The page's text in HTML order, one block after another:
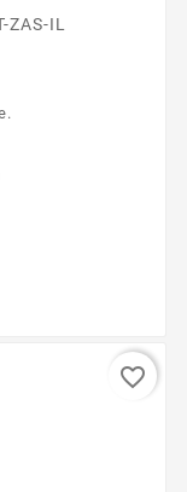
ZAS-IL
favorite_border